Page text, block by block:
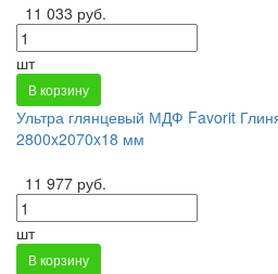
11 033 руб.
шт
В корзину
Ультра глянцевый МДФ Favorit
2800x2070x18 мм
11 977 руб.
шт
В корзину